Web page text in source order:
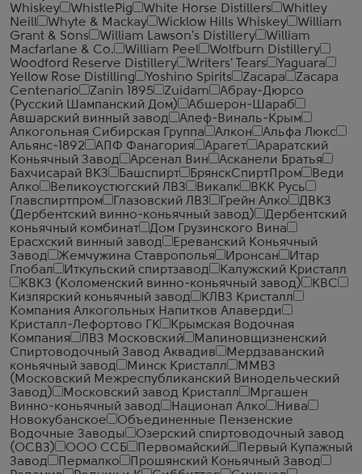
Whiskey
WhistlePig White Horse Distillers
Whitley
Neill
Whyte & Mackay Wicklow Hills Whiskey
William
Grant & Sons
William Lawson's Distillery
William
Macfarlane & Co.
William Peel
Wolfburn Distillery
Woodford Reserve Distillery
Writers' Tears
Yaguara
Yellow Rose Distilling
Yoshino Spirits Zacapa
Zacapa
Centenario
Zanin 1895 Zuidam
Абрау-Дюрсо
(Русский Шампанский Дом)
Абшерон-Шараб
Авшарский винный завод
Алеф-Виналь-Крым
Алкогольная Сибирская Группа
Алкон
Альфа Люкс
Альянс-1892
АПФ Фанагория Арагет
Араратский
Коньячный Завод
Арсенал Вин
Асканели Братья
Бахчисарай ВКЗ
Башспирт БрянскСпиртПром
Веди
Алко
Великоустюгский ЛВЗ Викалк
ВКК Русь
Главспиртпром
Глазовский ЛВЗ Грейн Алко
ДВКЗ
(Дербентский винно-коньячный завод)
Дербентский
коньячный комбинат
Дом Грузинского Вина
Ерасхский винный завод
Ереванский Коньячный
Завод
Жемчужина Ставрополья Иронсан
Итар
Глобал
Иткульский спиртзавод
Калужский Кристалл
КВКЗ (Коломенский винно-коньячный завод)
КВС
Кизлярский коньячный завод
КЛВЗ Кристалл
Компания Алкогольных Напитков Алаверди
Кристалл-Лефортово ГК
Крымская Водочная
Компания
ЛВЗ Московский
Малиновщизненский
Спиртоводочный Завод Аквадив
Мердзаванский
коньячный завод
Минск Кристалл
ММВЗ
(Московский Межреспубликанский Винодельческий
Завод)
Московский завод Кристалл
Мргашен
Винно-коньячный завод
Национал Алко
Нива
Новокубанское
Объединенные Пензенские
Водочные Заводы
Озерский спиртоводочный завод
(ОСВЗ)
ООО ССБ Первомайский
Первый Купажный
Завод
Пермалко
Прошянский Коньячный Завод